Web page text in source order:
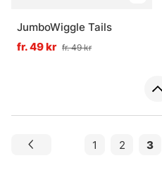
JumboWiggle Tails
fr. 49 kr fr. 49 kr
1 2 3